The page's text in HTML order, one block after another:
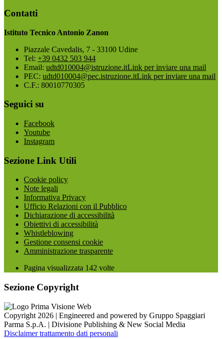
Contatti
Istituto Tecnico Antonio Zanon
Piazzale Cavedalis, 7 - 33100 Udine
Tel: +39 0432 503 944
Email: udtd010004@istruzione.itLink per inviare una mail
PEC: udtd010004@pec.istruzione.itLink per inviare una mail
C.F.: 80010770305
Seguici su
Facebook
Youtube
Instagram
Sezione Link Utili
Cookie policy
Note legali
Informativa Privacy
Ufficio Relazioni con il Pubblico
Dichiarazione di accessibilità
Obiettivi di accessibilità
Whistleblowing
Gestione consensi cookie
Amministrazione trasparente
Pagina visualizzata 142 volte
Sezione Copyright
Copyright 2026 | Engineered and powered by Gruppo Spaggiari
Parma S.p.A. | Divisione Publishing & New Social Media
Disclaimer trattamento dati personali